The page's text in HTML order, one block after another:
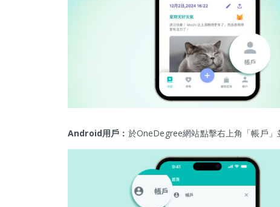
Android用戶： 於OneDegree網站點擊右上角「帳戶」